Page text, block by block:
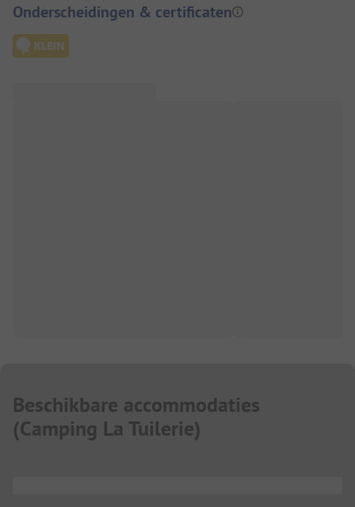
Onderscheidingen & certificaten
Beschikbare accommodaties
(Camping La Tuilerie)